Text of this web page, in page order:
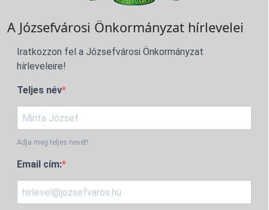
A Józsefvárosi Önkormányzat hírlevelei
Iratkozzon fel a Józsefvárosi Önkormányzat
hírleveleire!
Teljes név
Adja meg teljes nevét!
Email cím: